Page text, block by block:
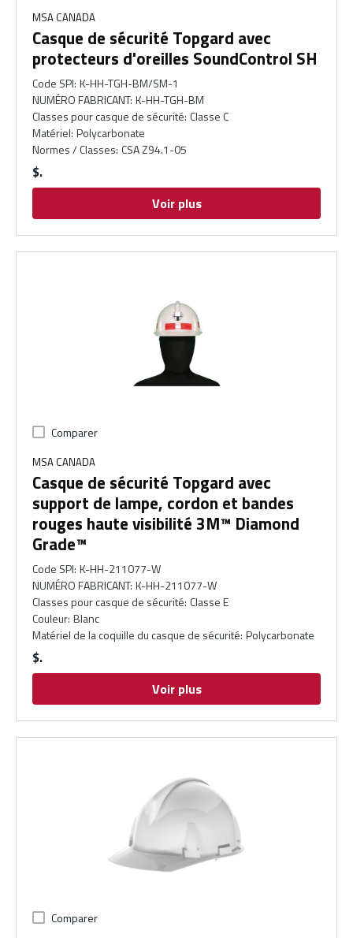
MSA CANADA
Casque de sécurité Topgard avec
protecteurs d'oreilles SoundControl SH
Code SPI: K-HH-TGH-BM/SM-1
NUMÉRO FABRICANT: K-HH-TGH-BM
Classes pour casque de sécurité: Classe C
Matériel: Polycarbonate
Normes / Classes: CSA Z94.1-05
$
Voir plus
Comparer
MSA CANADA
Casque de sécurité Topgard avec
support de lampe, cordon et bandes
rouges haute visibilité 3M™ Diamond
Grade™
Code SPI: K-HH-211077-W
NUMÉRO FABRICANT: K-HH-211077-W
Classes pour casque de sécurité: Classe E
Couleur: Blanc
Matériel de la coquille du casque de sécurité: Polycarbonate
$
Voir plus
Comparer